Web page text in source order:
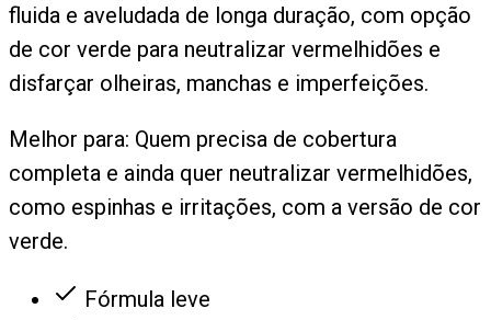
fluida e aveludada de longa duração, com opção
de cor verde para neutralizar vermelhidões e
disfarçar olheiras, manchas e imperfeições.
Melhor para: Quem precisa de cobertura
completa e ainda quer neutralizar vermelhidões,
como espinhas e irritações, com a versão de cor
verde.
Fórmula leve